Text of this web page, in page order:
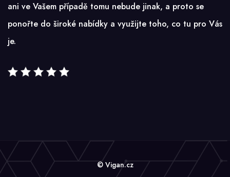
ani ve Vašem případě tomu nebude jinak, a proto se
ponořte do široké nabídky a využijte toho, co tu pro Vás
je.
© Vigan.cz